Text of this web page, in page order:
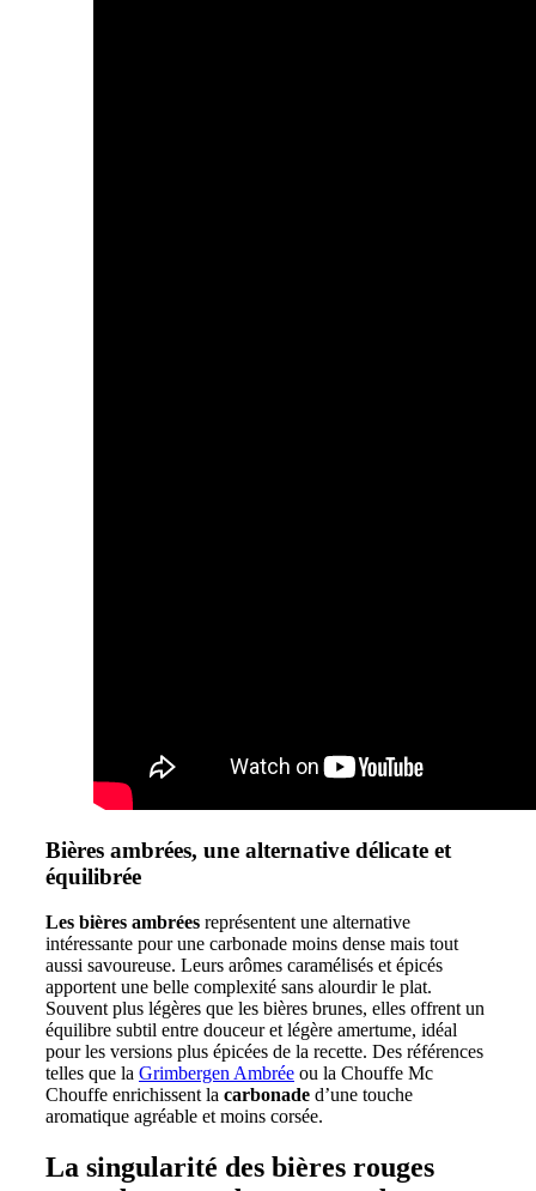
Bières ambrées, une alternative délicate et
équilibrée
Les bières ambrées représentent une alternative
intéressante pour une carbonade moins dense mais tout
aussi savoureuse. Leurs arômes caramélisés et épicés
apportent une belle complexité sans alourdir le plat.
Souvent plus légères que les bières brunes, elles offrent un
équilibre subtil entre douceur et légère amertume, idéal
pour les versions plus épicées de la recette. Des références
telles que la Grimbergen Ambrée ou la Chouffe Mc
Chouffe enrichissent la carbonade d’une touche
aromatique agréable et moins corsée.
La singularité des bières rouges